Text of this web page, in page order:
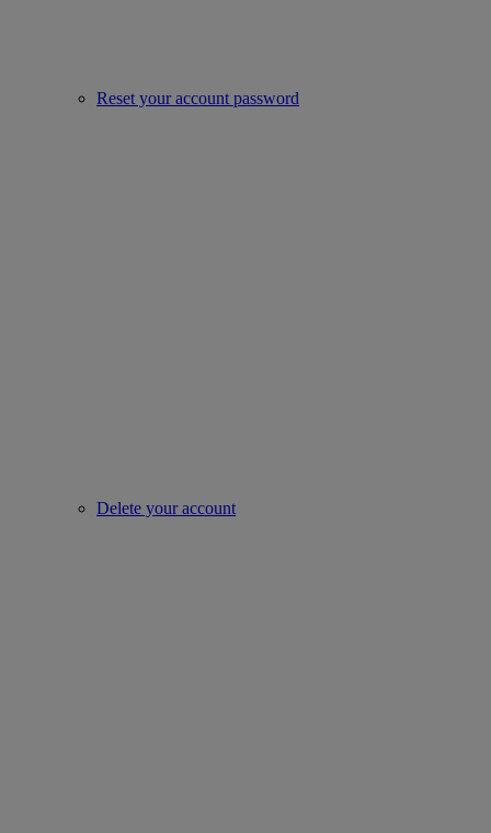
Reset your account password
Delete your account